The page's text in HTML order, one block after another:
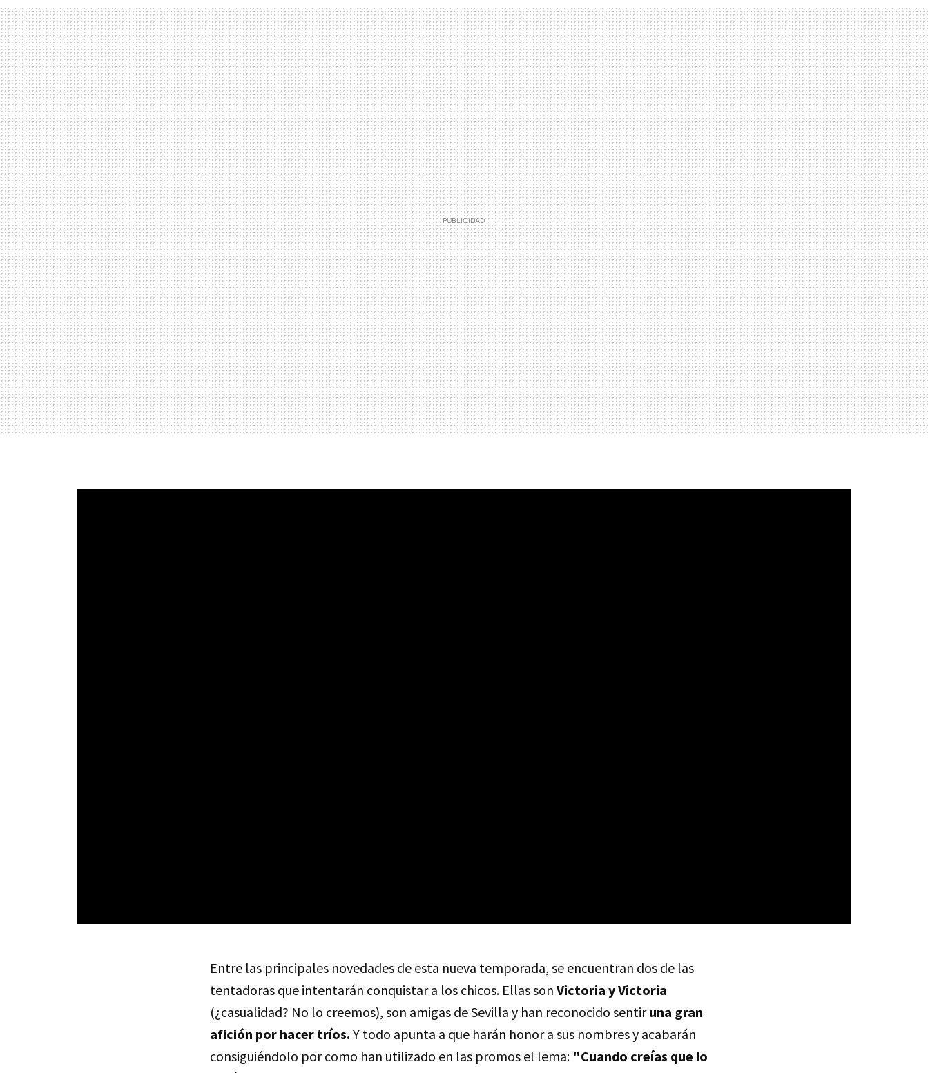
Entre las principales novedades de esta nueva temporada, se encuentran dos de las
tentadoras que intentarán conquistar a los chicos. Ellas son Victoria y Victoria
(¿casualidad? No lo creemos), son amigas de Sevilla y han reconocido sentiruna gran
afición por hacer tríos. Y todo apunta a que harán honor a sus nombres y acabarán
consiguiéndolo por como han utilizado en las promos el lema: "Cuando creías que lo